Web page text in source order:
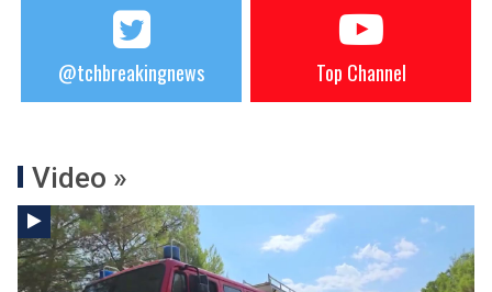
@tchbreakingnews Top Channel
Video »